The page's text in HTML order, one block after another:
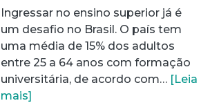
Ingressar no ensino superior já é
um desafio no Brasil. O país tem
uma média de 15% dos adultos
entre 25 a 64 anos com formação
universitária, de acordo com… [Leia
mais]